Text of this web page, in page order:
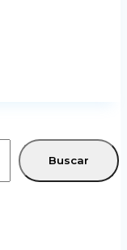
Buscar